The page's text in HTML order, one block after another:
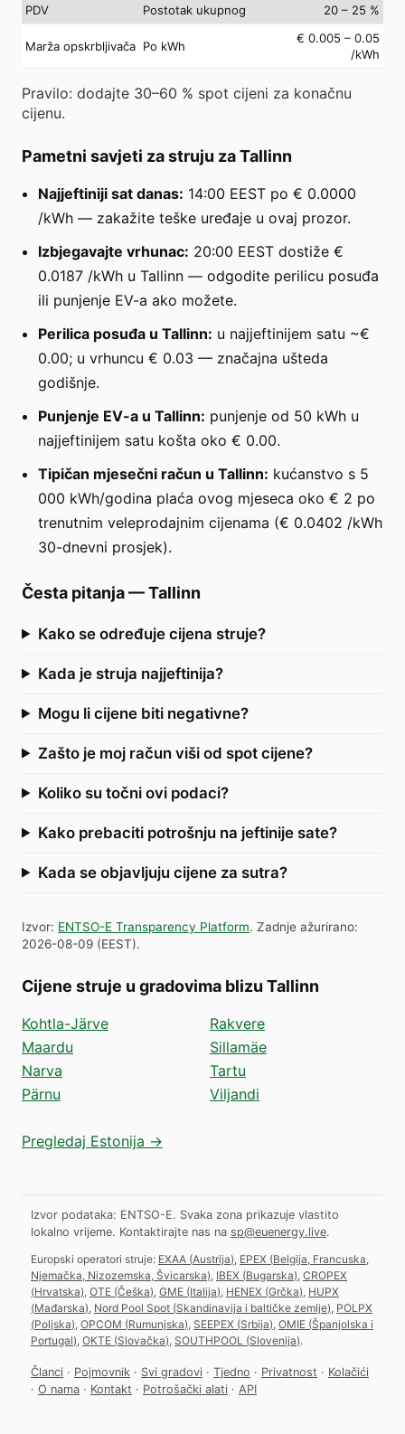
PDV
Postotak ukupnog 20 – 25 %
Marža opskrbljivača Po kWh
€ 0.005 – 0.05
/kWh
Pravilo: dodajte 30–60 % spot cijeni za konačnu
cijenu.
Pametni savjeti za struju za Tallinn
Najjeftiniji sat danas: 14:00 EEST po € 0.0000
/kWh — zakažite teške uređaje u ovaj prozor.
Izbjegavajte vrhunac: 20:00 EEST dostiže €
0.0187 /kWh u Tallinn — odgodite perilicu posuđa
ili punjenje EV-a ako možete.
Perilica posuđa u Tallinn: u najjeftinijem satu ~€
0.00; u vrhuncu € 0.03 — značajna ušteda
godišnje.
Punjenje EV-a u Tallinn: punjenje od 50 kWh u
najjeftinijem satu košta oko € 0.00.
Tipičan mjesečni račun u Tallinn: kućanstvo s 5
000 kWh/godina plaća ovog mjeseca oko € 2 po
trenutnim veleprodajnim cijenama (€ 0.0402 /kWh
30-dnevni prosjek).
Česta pitanja—Tallinn
Kako se određuje cijena struje?
Kada je struja najjeftinija?
Mogu li cijene biti negativne?
Zašto je moj račun viši od spot cijene?
Koliko su točni ovi podaci?
Kako prebaciti potrošnju na jeftinije sate?
Kada se objavljuju cijene za sutra?
Izvor: ENTSO-E Transparency Platform. Zadnje ažurirano:
2026-08-09 (EEST).
Cijene struje u gradovima blizu Tallinn
Kohtla-Järve
Maardu
Narva
Pärnu
Rakvere
Sillamäe
Tartu
Viljandi
Pregledaj Estonija →
Izvor podataka: ENTSO-E. Svaka zona prikazuje vlastito
lokalno vrijeme. Kontaktirajte nas na sp@euenergy.live.
Europski operatori struje: EXAA (Austrija) EPEX (Belgija, Francuska,
Njemačka, Nizozemska, Švicarska) IBEX (Bugarska) CROPEX
(Hrvatska) OTE (Češka) GME (Italija) HENEX (Grčka) HUPX
(Mađarska) Nord Pool Spot (Skandinavija i baltičke zemlje) POLPX
(Poljska) OPCOM (Rumunjska) SEEPEX (Srbija) OMIE (Španjolska i
Portugal) OKTE (Slovačka) SOUTHPOOL (Slovenija).
Članci · Pojmovnik · Svi gradovi · Tjedno · Privatnost · Kolačići
· O nama · Kontakt · Potrošački alati · API